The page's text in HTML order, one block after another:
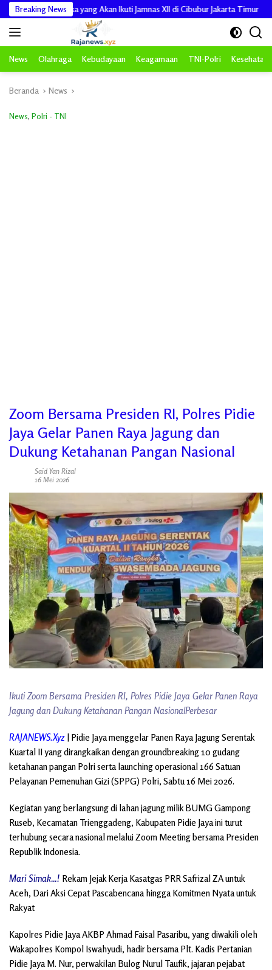
Langsung
ke
konten
Breaking News
yang Akan Ikuti Jamnas XII di Cibubur Jakarta Timur
News Olahraga Kebudayaan Keagamaan TNI-Polri Kesehatan
Beranda News
News, Polri - TNI
Zoom Bersama Presiden RI, Polres Pidie
Jaya Gelar Panen Raya Jagung dan
Dukung Ketahanan Pangan Nasional
Said Yan Rizal
16 Mei 2026
Ikuti Zoom Bersama Presiden RI, Polres Pidie Jaya Gelar Panen Raya
Jagung dan Dukung Ketahanan Pangan NasionalPerbesar
RAJANEWS.Xyz | Pidie Jaya menggelar Panen Raya Jagung Serentak
Kuartal II yang dirangkaikan dengan groundbreaking 10 gudang
ketahanan pangan Polri serta launching operasional 166 Satuan
Pelayanan Pemenuhan Gizi (SPPG) Polri, Sabtu 16 Mei 2026.
Kegiatan yang berlangsung di lahan jagung milik BUMG Gampong
Ruseb, Kecamatan Trienggadeng, Kabupaten Pidie Jaya ini turut
terhubung secara nasional melalui Zoom Meeting bersama Presiden
Republik Indonesia.
Mari Simak…! Rekam Jejak Kerja Kasatgas PRR Safrizal ZA untuk
Aceh, Dari Aksi Cepat Pascabencana hingga Komitmen Nyata untuk
Rakyat
Kapolres Pidie Jaya AKBP Ahmad Faisal Pasaribu, yang diwakili oleh
Wakapolres Kompol Iswahyudi, hadir bersama Plt. Kadis Pertanian
Pidie Jaya M. Nur, perwakilan Bulog Nurul Taufik, jajaran pejabat